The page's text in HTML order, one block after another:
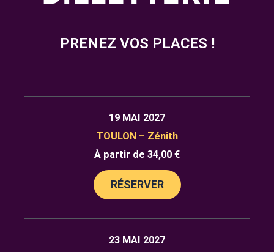
PRENEZ VOS PLACES !
19 MAI 2027
TOULON – Zénith
À partir de 34,00 €
RÉSERVER
23 MAI 2027